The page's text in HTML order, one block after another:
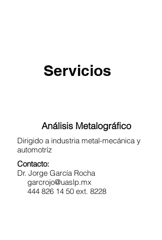
Servicios
Análisis Metalográfico
Dirigido a industria metal-mecánica y
automotríz
Contacto:
Dr. Jorge García Rocha
garcrojo@uaslp.mx
444 826 14 50 ext. 8228